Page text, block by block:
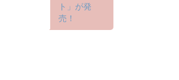
ト」が発
売！